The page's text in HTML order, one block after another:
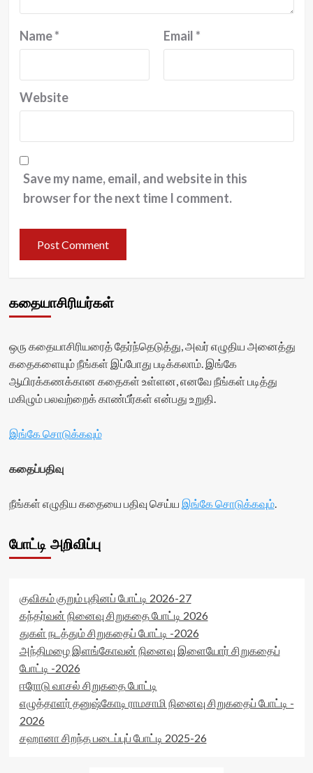
Name* Email*
Website
Save my name, email, and website in this
browser for the next time I comment.
கதையாசிரியர்கள்
ஒரு கதையாசிரியரைத் தேர்ந்தெடுத்து, அவர் எழுதிய அனைத்து
கதைகளையும் நீங்கள் இப்போது படிக்கலாம். இங்கே
ஆயிரக்கணக்கான கதைகள் உள்ளன, எனவே நீங்கள் படித்து
மகிழும் பலவற்றைக் காண்பீர்கள் என்பது உறுதி.
இங்கே சொடுக்கவும்
கதைப்பதிவு
நீங்கள் எழுதிய கதையை பதிவு செய்ய இங்கே சொடுக்கவும்.
போட்டி அறிவிப்பு
குவிகம் குறும் புதினப் போட்டி 2026-27
கந்தர்வன் நினைவு சிறுகதை போட்டி 2026
துகள் நடத்தும் சிறுகதைப் போட்டி -2026
அந்திமழை இளங்கோவன் நினைவு இளையோர் சிறுகதைப்
போட்டி -2026
ஈரோடு வாசல் சிறுகதை போட்டி
எழுத்தாளர் தனுஷ்கோடி ராமசாமி நினைவு சிறுகதைப் போட்டி -
2026
சஹானா சிறந்த படைப்புப் போட்டி 2025-26